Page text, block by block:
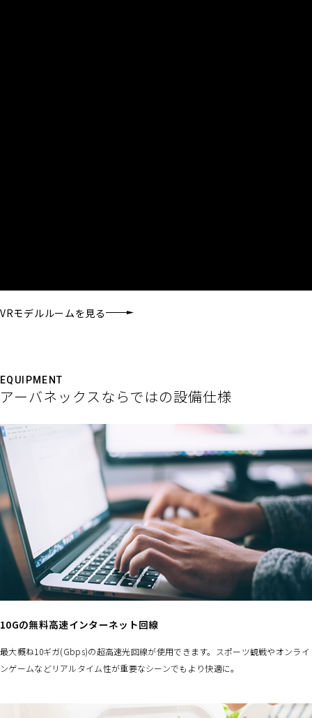
VRモデルルームを見る
EQUIPMENT
アーバネックスならではの設備仕様
10Gの無料高速インターネット回線
最大概ね10ギガ(Gbps)の超高速光回線が使用できます。スポーツ観戦やオンライ
ンゲームなどリアルタイム性が重要なシーンでもより快適に。